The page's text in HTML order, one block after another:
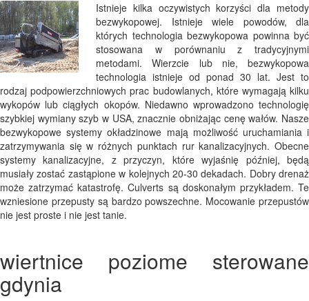
Istnieje kilka oczywistych korzyści dla metody
bezwykopowej. Istnieje wiele powodów, dla
których technologia bezwykopowa powinna być
stosowana w porównaniu z tradycyjnymi
metodami. Wierzcie lub nie, bezwykopowa
technologia istnieje od ponad 30 lat. Jest to
rodzaj podpowierzchniowych prac budowlanych, które wymagają kilku
wykopów lub ciągłych okopów. Niedawno wprowadzono technologię
szybkiej wymiany szyb w USA, znacznie obniżając cenę wałów. Nasze
bezwykopowe systemy okładzinowe mają możliwość uruchamiania i
zatrzymywania się w różnych punktach rur kanalizacyjnych. Obecne
systemy kanalizacyjne, z przyczyn, które wyjaśnię później, będą
musiały zostać zastąpione w kolejnych 20-30 dekadach. Dobry drenaż
może zatrzymać katastrofę. Culverts są doskonałym przykładem. Te
wzniesione przepusty są bardzo powszechne. Mocowanie przepustów
nie jest proste i nie jest tanie.
wiertnice poziome sterowane
gdynia